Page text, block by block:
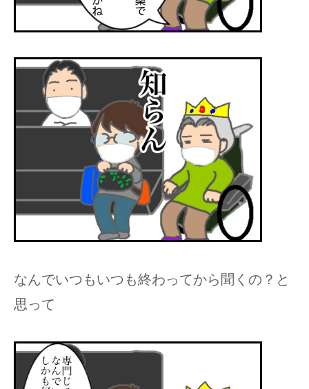
なんでいつもいつも終わってから聞くの？と
思って